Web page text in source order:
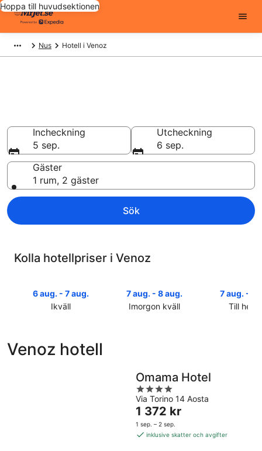
Hoppa till huvudsektionen
Nus Hotell i Venoz
Incheckning
5 sep.
Utcheckning
6 sep.
Gäster
1 rum, 2 gäster
Sök
Kolla hotellpriser i Venoz
6 aug. - 7 aug.
Ikväll
Venoz
7 aug. - 8 aug.
Imorgon kväll
imorgon
natt,
aug.
7 aug. - 9
Till
aug.
Venoz hotell
Omama Hotel
4
out
of
5
Via Torino 14 Aosta
Priset
är
1 372 kr
1 372 kr
1 sep. – 2 sep.
inklusive skatter och avgifter